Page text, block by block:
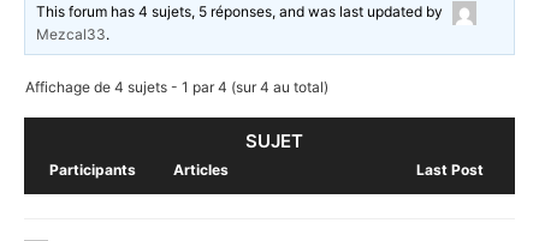
This forum has 4 sujets, 5 réponses, and was last updated by
Mezcal33.
Affichage de 4 sujets - 1 par 4 (sur 4 au total)
SUJET
Participants Articles Last Post